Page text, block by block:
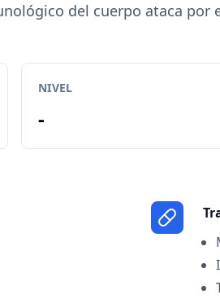
del cuerpo ataca por
NIVEL
-